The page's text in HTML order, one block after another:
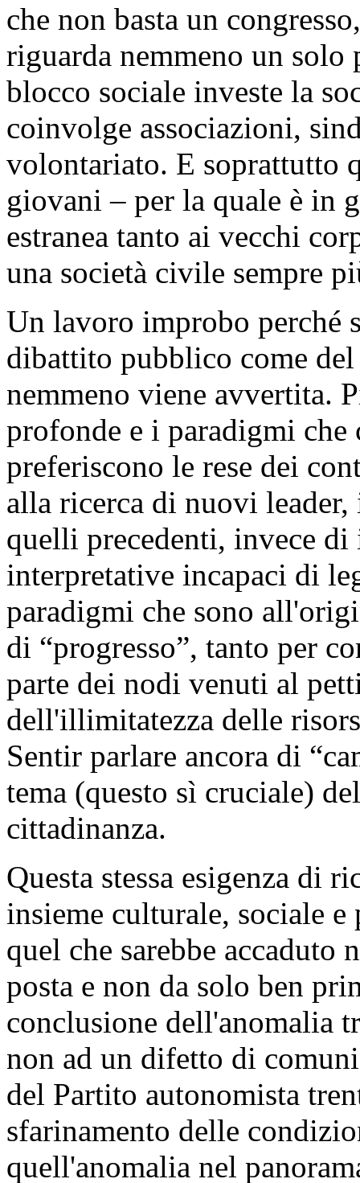
che non basta un
riguarda nemmeno un
blocco sociale investe la
coinvolge associazioni,
volontariato. E soprattutto
giovani – per la quale è in
estranea tanto ai vecchi
una società civile sempre
Un lavoro improbo perché
dibattito pubblico come
nemmeno viene avvertita.
profonde e i paradigmi
preferiscono le rese dei
alla ricerca di nuovi
quelli precedenti, invece di
interpretative incapaci di
paradigmi che sono
di “progresso”, tanto per
parte dei nodi venuti al
dell'illimitatezza delle
Sentir parlare ancora di
tema (questo sì cruciale)
cittadinanza.
Questa stessa esigenza di
insieme culturale, sociale
quel che sarebbe
posta e non da solo ben
conclusione dell'anomalia
non ad un difetto di
del Partito autonomista
sfarinamento delle
quell'anomalia nel